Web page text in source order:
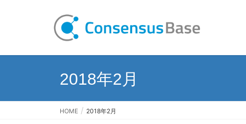
2018年2月
HOME 2018年2月